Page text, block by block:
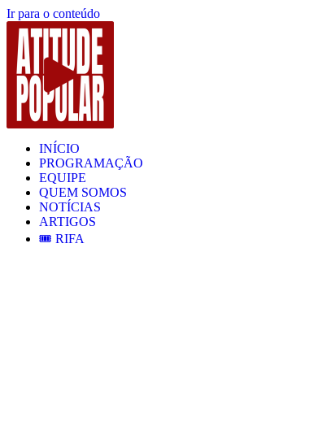
Ir para o conteúdo
INÍCIO
PROGRAMAÇÃO
EQUIPE
QUEM SOMOS
NOTÍCIAS
ARTIGOS
🎟️ RIFA